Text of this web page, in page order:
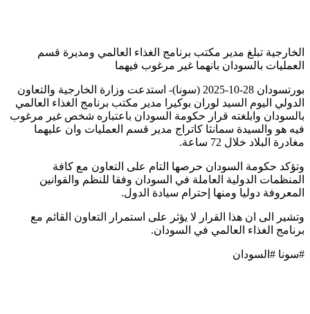
الخارجية تبلغ مدير مكتب برنامج الغذاء العالمي ومديرة قسم
العمليات بالسودان بانهما غير مرغوب فيهما
بورتسودان 28-10-2025 (سونا)- استدعت وزارة الخارجية والتعاون
الدولي اليوم السيد لوران بوكيرا مدير مكتب برنامج الغذاء العالمي
بالسودان وابلغته قرار حكومة السودان باعتباره شخص غير مرغوب
فيه هو والسيدة سمانثا كاتراج مدير قسم العمليات وان عليهما
مغادرة البلاد خلال 72 ساعة.
وتؤكد حكومة السودان حرصها التام على التعاون مع كافة
المنظمات الدولية العاملة في السودان وفقا للنظم والقوانين
المعروفة دوليا ومنها إحترام سيادة الدول.
وتشير الى ان هذا القرار لا يؤثر على استمرار التعاون القائم مع
برنامج الغذاء العالمي في السودان.
#سونا #السودان